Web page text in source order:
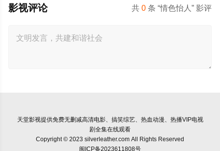
共0 条 “情色怡人” 影评
影视评论
天堂影视提供免费无删减高清电影、搞笑综艺、热血动漫、热播VIP电视
剧全集在线观看
Copyright © 2023 silverleather.com All Rights Reserved
闽ICP备2023611808号